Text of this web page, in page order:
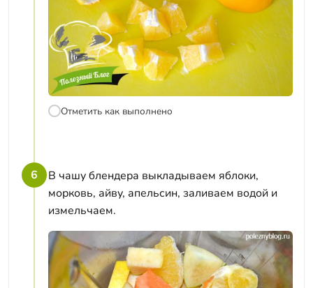
Отметить как выполнено
6
В чашу блендера выкладываем яблоки,
морковь, айву, апельсин, заливаем водой и
измельчаем.